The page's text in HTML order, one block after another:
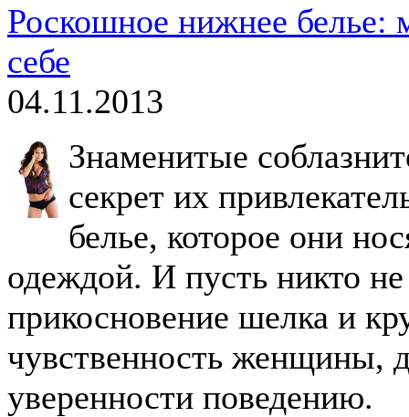
Роскошное нижнее белье:
себе
04.11.2013
Знаменитые
секрет их
белье, которое они
одеждой. И пусть никто
прикосновение шелка и
чувственность женщины,
уверенности поведению.